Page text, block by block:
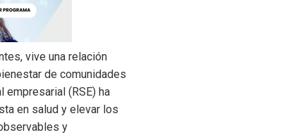
vive una relación
de comunidades
(RSE) ha
en salud y elevar los
y